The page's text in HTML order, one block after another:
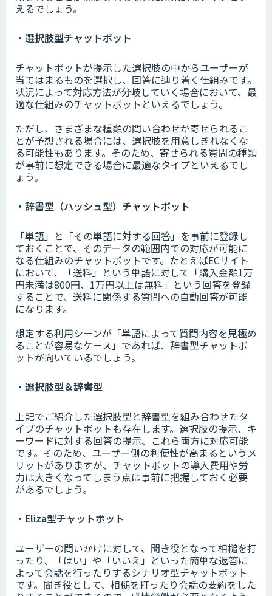
えるでしょう。
・選択肢型チャットボット
チャットボットが提示した選択肢の中からユーザーが
当てはまるものを選択し、回答に辿り着く仕組みです。
状況によって対応方法が分岐していく場合において、最
適な仕組みのチャットボットといえるでしょう。
ただし、さまざまな種類の問い合わせが寄せられるこ
とが予想される場合には、選択肢を用意しきれなくな
る可能性もあります。そのため、寄せられる質問の種類
が事前に想定できる場合に最適なタイプといえるでし
ょう。
・辞書型（ハッシュ型）チャットボット
「単語」と「その単語に対する回答」を事前に登録し
ておくことで、そのデータの範囲内での対応が可能に
なる仕組みのチャットボットです。たとえばECサイト
において、「送料」という単語に対して「購入金額1万
円未満は800円、1万円以上は無料」という回答を登録
することで、送料に関係する質問への自動回答が可能
になります。
想定する利用シーンが「単語によって質問内容を見極め
ることが容易なケース」であれば、辞書型チャットボ
ットが向いているでしょう。
・選択肢型＆辞書型
上記でご紹介した選択肢型と辞書型を組み合わせたタ
イプのチャットボットも存在します。選択肢の提示、キ
ーワードに対する回答の提示、これら両方に対応可能
です。そのため、ユーザー側の利便性が高まるというメ
リットがありますが、チャットボットの導入費用や労
力は大きくなってしまう点は事前に把握しておく必要
があるでしょう。
・Eliza型チャットボット
ユーザーの問いかけに対して、聞き役となって相槌を打
ったり、「はい」や「いいえ」といった簡単な返答に
よって会話を行ったりするシナリオ型チャットボット
です。聞き役として、相槌を打ったり会話の要約をした